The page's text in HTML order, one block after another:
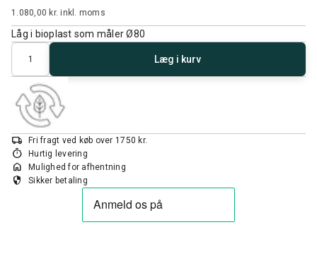
1.080,00 kr.inkl. moms
Låg i bioplast som måler Ø80
Antal
Læg i kurv
local_shipping Fri fragt ved køb over 1750 kr.
timer Hurtig levering
home Mulighed for afhentning
security Sikker betaling